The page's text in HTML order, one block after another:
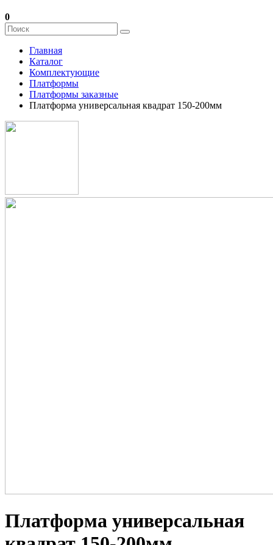
0
Главная
Каталог
Комплектующие
Платформы
Платформы заказные
Платформа универсальная квадрат 150-200мм
Платформа универсальная